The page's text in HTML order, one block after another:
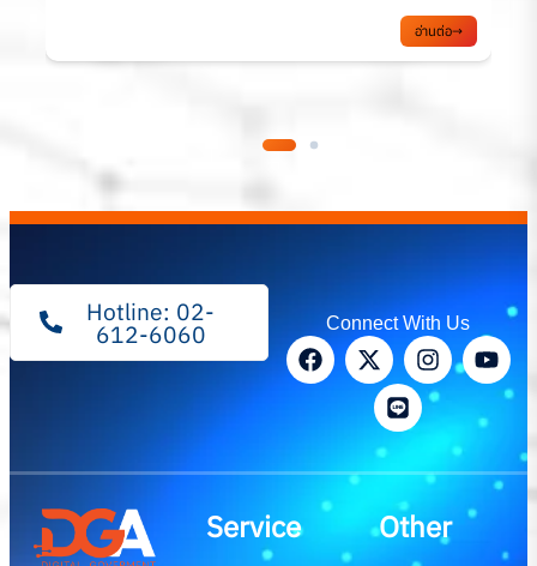
อ่านต่อ
Hotline: 02-
612-6060 Connect With Us
Service Other